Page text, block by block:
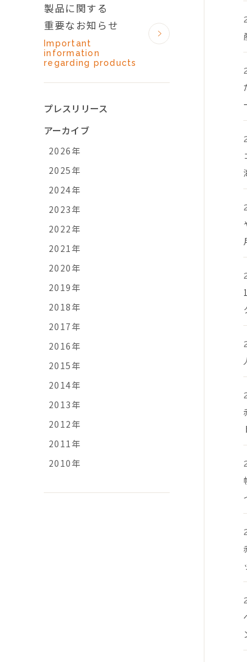
製品に関する
重要なお知らせ
Important
information
regarding products
プレスリリース
アーカイブ
2026年
2025年
2024年
2023年
2022年
2021年
2020年
2019年
2018年
2017年
2016年
2015年
2014年
2013年
2012年
2011年
2010年